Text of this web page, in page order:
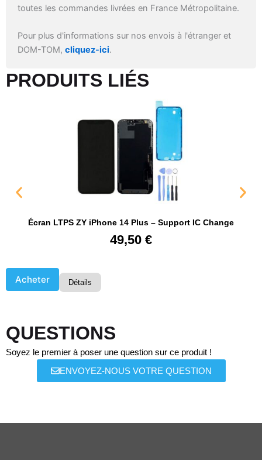
toutes les commandes livrées en France Métropolitaine.
Pour plus d'informations sur nos envois à l'étranger et
DOM-TOM, cliquez-ici.
PRODUITS LIÉS​
Écran LTPS ZY iPhone 14 Plus – Support IC Change
49,50 €
Acheter Détails
QUESTIONS
Soyez le premier à poser une question sur ce produit !
ENVOYEZ-NOUS VOTRE QUESTION